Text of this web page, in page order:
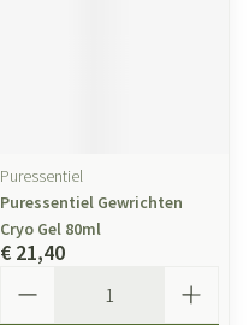
Puressentiel
Puressentiel Gewrichten
Cryo Gel 80ml
€ 21,40